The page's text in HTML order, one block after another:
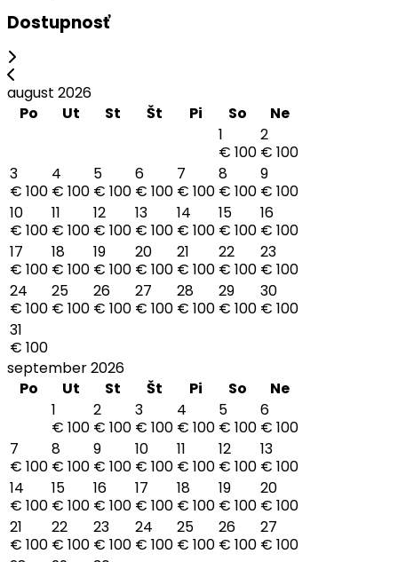
Dostupnosť
august 2026
Po
Ut St Št Pi So
Ne
1
€ 100
2
€ 100
3
€ 100
4
€ 100
5
€ 100
6
€ 100
7
€ 100
8
€ 100
9
€ 100
10
€ 100
11
€ 100
12
€ 100
13
€ 100
14
€ 100
15
€ 100
16
€ 100
17
€ 100
18
€ 100
19
€ 100
20
€ 100
21
€ 100
22
€ 100
23
€ 100
24
€ 100
25
€ 100
26
€ 100
27
€ 100
28
€ 100
29
€ 100
30
€ 100
31
€ 100
september 2026
Po
Ut St Št Pi So
Ne
1
€ 100
2
€ 100
3
€ 100
4
€ 100
5
€ 100
6
€ 100
7
€ 100
8
€ 100
9
€ 100
10
€ 100
11
€ 100
12
€ 100
13
€ 100
14
€ 100
15
€ 100
16
€ 100
17
€ 100
18
€ 100
19
€ 100
20
€ 100
21
€ 100
22
€ 100
23
€ 100
24
€ 100
25
€ 100
26
€ 100
27
€ 100